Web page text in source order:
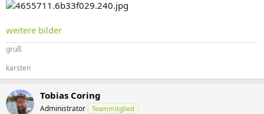
weitere bilder
gruß
karsten
Tobias Coring
Administrator Teammitglied